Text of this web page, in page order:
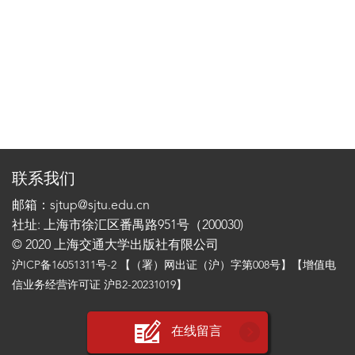
联系我们
邮箱：sjtup@sjtu.edu.cn
社址: 上海市徐汇区番禺路951号（200030)
© 2020 上海交通大学出版社有限公司
沪ICP备16051311号-2 【（署）网出证（沪）字第008号】【增值电
信业务经营许可证 沪B2-20231019】
在线留言